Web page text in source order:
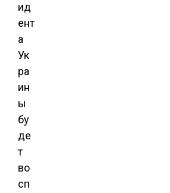
ид
ент
а
Ук
ра
ин
ы
бу
де
т
во
сп